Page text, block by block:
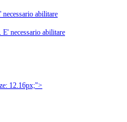
abilitare
necessario abilitare
12.16px;">